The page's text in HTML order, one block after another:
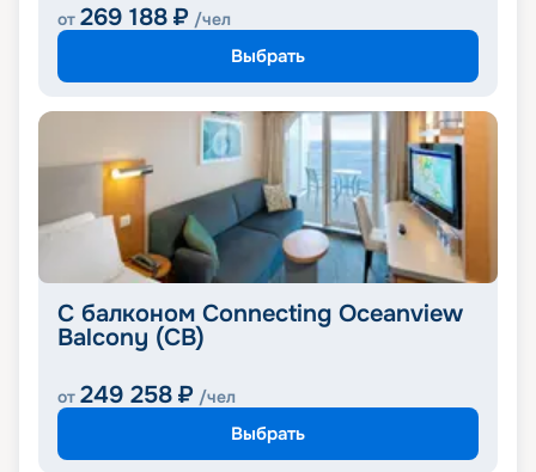
от 269 188 ₽ /чел
Выбрать
С балконом Connecting Oceanview
Balcony (CB)
от 249 258 ₽ /чел
Выбрать